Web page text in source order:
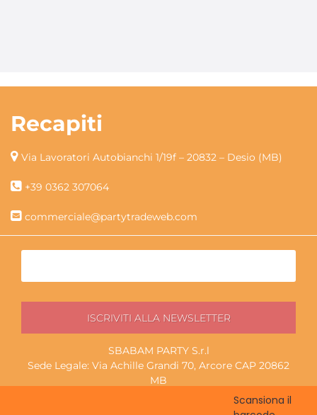
Scansiona il
Recapiti
Via Lavoratori Autobianchi 1/19f – 20832 – Desio (MB)
+39 0362 307064
commerciale@partytradeweb.com
SBABAM PARTY S.r.l
Sede Legale: Via Achille Grandi 70, Arcore CAP 20862
MB
Magazzino ritiro: Via Lavoratori Autobianchi 1/19f, Desio